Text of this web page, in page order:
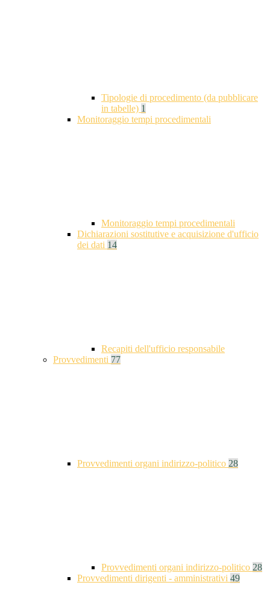
Tipologie di procedimento (da pubblicare
in tabelle) 1
Monitoraggio tempi procedimentali
Monitoraggio tempi procedimentali
Dichiarazioni sostitutive e acquisizione d'ufficio
dei dati 14
Recapiti dell'ufficio responsabile
Provvedimenti 77
Provvedimenti organi indirizzo-politico 28
Provvedimenti organi indirizzo-politico 28
Provvedimenti dirigenti - amministrativi 49